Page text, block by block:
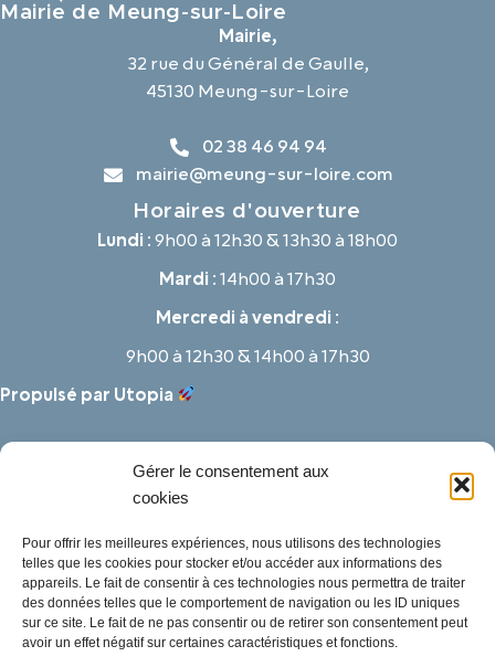
Gérer le consentement aux
cookies
Pour offrir les meilleures expériences, nous utilisons des technologies
telles que les cookies pour stocker et/ou accéder aux informations des
appareils. Le fait de consentir à ces technologies nous permettra de traiter
des données telles que le comportement de navigation ou les ID uniques
sur ce site. Le fait de ne pas consentir ou de retirer son consentement peut
avoir un effet négatif sur certaines caractéristiques et fonctions.
Mairie de Meung-sur-Loire
Mairie,
32 rue du Général de Gaulle,
45130 Meung-sur-Loire
02 38 46 94 94
mairie@meung-sur-loire.com
Horaires d'ouverture
Lundi :9h00 à 12h30 & 13h30 à 18h00
Mardi :14h00 à 17h30
Mercredi à vendredi :
9h00 à 12h30 & 14h00 à 17h30
Propulsé par Utopia